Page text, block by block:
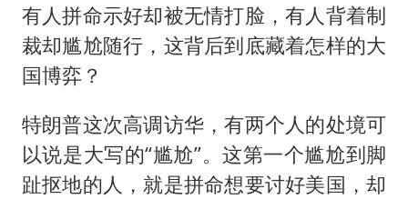
有人拼命示好却被无情打脸，有人背着制
裁却尴尬随行，这背后到底藏着怎样的大
国博弈？
特朗普这次高调访华，有两个人的处境可
以说是大写的“尴尬”。这第一个尴尬到脚
趾抠地的人，就是拼命想要讨好美国，却